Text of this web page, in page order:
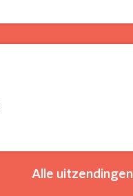
Alle uitzendingen